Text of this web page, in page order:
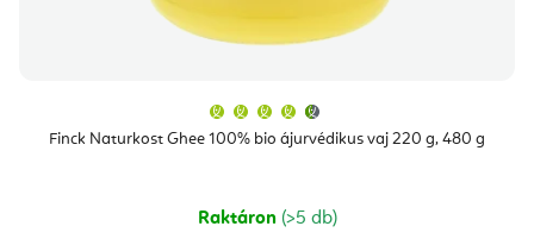
Finck Naturkost Ghee 100% bio ájurvédikus vaj 220 g, 480 g
átlagos
értékelése
csillag.
Raktáron (>5 db)